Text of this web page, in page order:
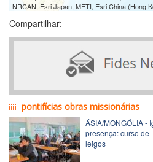
NRCAN, Esri Japan, METI, Esri China (Hong
Compartilhar:
pontifícias obras missionárias
ÁSIA/MONGÓLIA -
presença: curso de
leigos